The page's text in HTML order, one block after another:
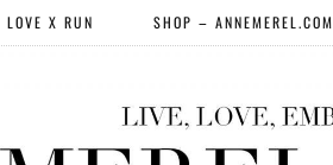
X RUN SHOP – ANNEMEREL.COM